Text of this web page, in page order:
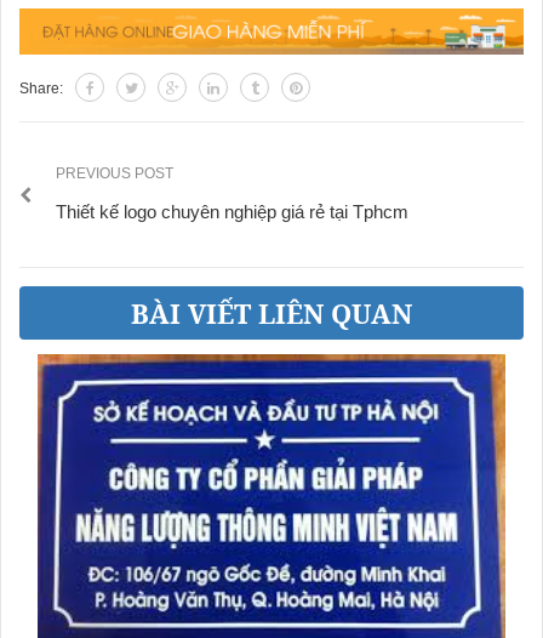
Share:
PREVIOUS POST
Thiết kế logo chuyên nghiệp giá rẻ tại Tphcm
BÀI VIẾT LIÊN QUAN